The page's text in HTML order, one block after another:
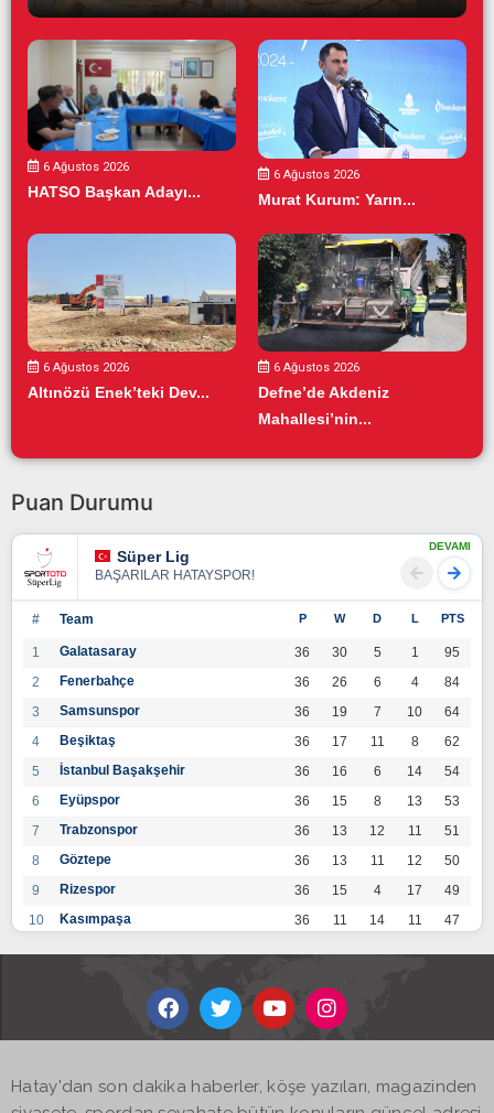
6 Ağustos 2026
HATSO Başkan Adayı...
6 Ağustos 2026
Murat Kurum: Yarın...
6 Ağustos 2026
Altınözü Enek’teki Dev...
6 Ağustos 2026
Defne’de Akdeniz
Mahallesi’nin...
Puan Durumu
Süper Lig
BAŞARILAR HATAYSPOR!
DEVAMI
# Team P W D L PTS
1 Galatasaray 36 30 5 1
95
2
Fenerbahçe 36 26 6 4
84
3
Samsunspor 36 19 7 10
64
4
Beşiktaş 36 17 11 8
62
5
İstanbul Başakşehir 36 16 6 14
54
6
Eyüpspor 36 15 8 13
53
7
Trabzonspor 36 13 12 11
51
8
Göztepe 36 13 11 12
50
9
Rizespor 36 15 4 17
49
10
Kasımpaşa 36 11 14 11
47
36 12
14
Kayserispor 36 11 12 13
45
BB Bodrumspor 17
Hatay'dan son dakika haberler, köşe yazıları, magazinden